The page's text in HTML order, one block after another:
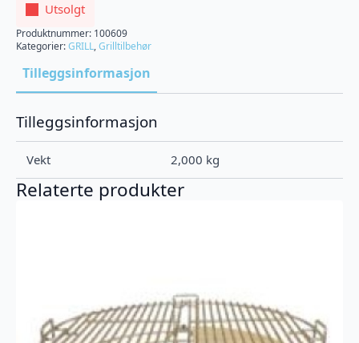
Utsolgt
Produktnummer: 100609
Kategorier:GRILL,Grilltilbehør
Tilleggsinformasjon
Tilleggsinformasjon
Vekt 2,000 kg
Relaterte produkter